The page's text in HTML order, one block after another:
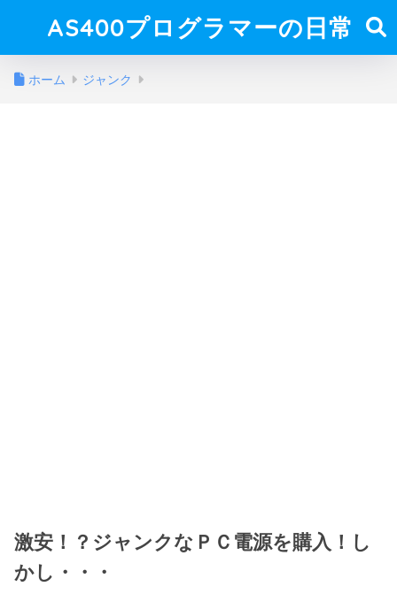
AS400プログラマーの日常
ホーム ジャンク
激安！？ジャンクなＰＣ電源を購入！し
かし・・・